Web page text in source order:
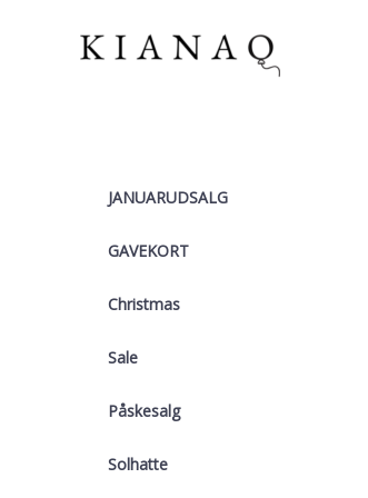
JANUARUDSALG
GAVEKORT
Christmas
Sale
Påskesalg
Solhatte